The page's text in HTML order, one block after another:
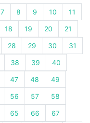
7 8 9 10 11
18 19 20 21
28 29 30 31
38 39 40
47 48 49
56 57 58
65 66 67